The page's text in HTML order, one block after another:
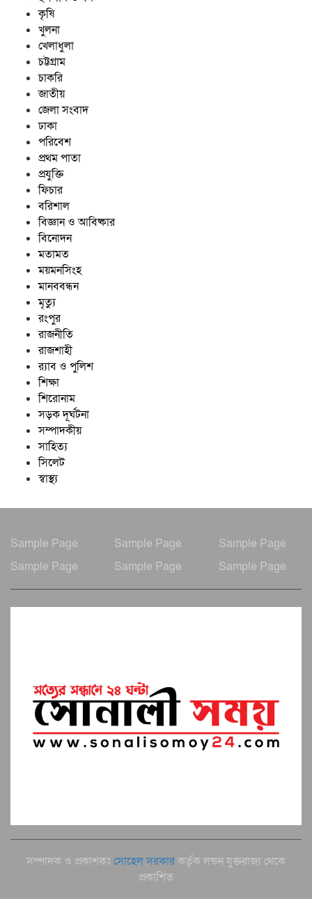
কৃষি
খুলনা
খেলাধুলা
চট্টগ্রাম
চাকরি
জাতীয়
জেলা সংবাদ
ঢাকা
পরিবেশ
প্রথম পাতা
প্রযুক্তি
ফিচার
বরিশাল
বিজ্ঞান ও আবিষ্কার
বিনোদন
মতামত
ময়মনসিংহ
মানববন্ধন
মৃত্যু
রংপুর
রাজনীতি
রাজশাহী
র‍্যাব ও পুলিশ
শিক্ষা
শিরোনাম
সড়ক দূর্ঘটনা
সম্পাদকীয়
সাহিত্য
সিলেট
স্বাস্থ্য
Sample Page Sample Page
Sample Page
Sample Page
Sample Page Sample Page
সম্পাদক ও প্রকাশকঃ সোহেল সরকারকর্তৃক লন্ডন যুক্তরাজ্য থেকে
প্রকাশিত